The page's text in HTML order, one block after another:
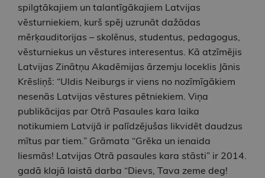
spilgtākajiem un talantīgākajiem Latvijas
vēsturniekiem, kurš spēj uzrunāt dažādas
mērķauditorijas – skolēnus, studentus, pedagogus,
vēsturniekus un vēstures interesentus. Kā atzīmējis
Latvijas Zinātņu Akadēmijas ārzemju loceklis Jānis
Krēsliņš: “Uldis Neiburgs ir viens no nozīmīgākiem
nesenās Latvijas vēstures pētniekiem. Viņa
publikācijas par Otrā Pasaules kara laika
notikumiem Latvijā ir palīdzējušas likvidēt daudzus
mītus par tiem.” Grāmata “Grēka un ienaida
liesmās! Latvijas Otrā pasaules kara stāsti” ir 2014.
gadā klajā laistā darba “Dievs, Tava zeme deg!